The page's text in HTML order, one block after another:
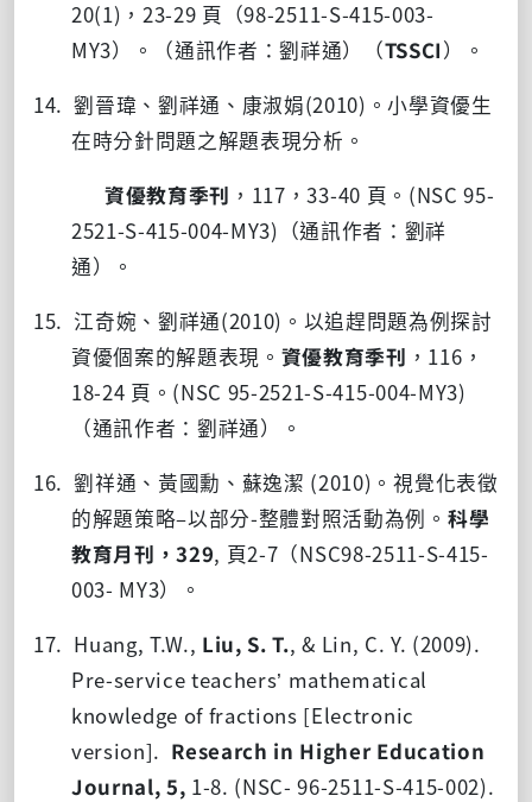
20(1) ， 23-29 頁（98-2511-S-415-003-
MY3）。（通訊作者：劉祥通）（TSSCI）。
14. 劉晉瑋、劉祥通、康淑娟(2010) 。小學資優生
在時分針問題之解題表現分析。
資優教育季刊 ， 117 ，33-40 頁。 (NSC 95-
2521-S-415-004-MY3) （通訊作者：劉祥
通）。
15. 江奇婉、劉祥通(2010) 。以追趕問題為例探討
資優個案的解題表現。 資優教育季刊 ， 116 ，
18-24 頁。 (NSC 95-2521-S-415-004-MY3)
（通訊作者：劉祥通）。
16. 劉祥通、黃國勳、蘇逸潔 (2010) 。視覺化表徵
的解題策略–以部分-整體對照活動為例。 科學
教育月刊，329, 頁2-7 （NSC98-2511-S-415-
003- MY3）。
17. Huang, T.W., Liu, S. T., & Lin, C. Y. (2009).
Pre-service teachers’ mathematical
knowledge of fractions [Electronic
version]. Research in Higher Education
Journal, 5, 1-8. (NSC- 96-2511-S-415-002).